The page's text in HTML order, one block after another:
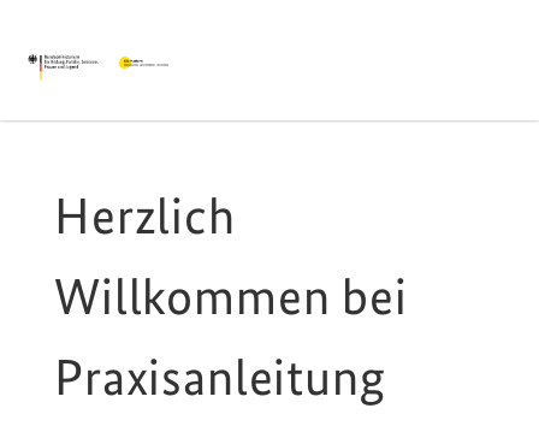
Herzlich
Willkommen bei
Praxisanleitung